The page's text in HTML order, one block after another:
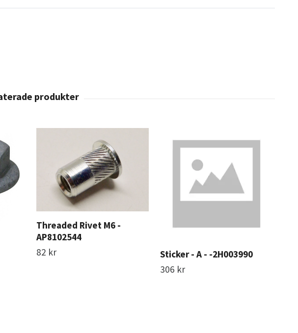
Threaded Rivet M6 -
AP8102544
82 kr
Sticker - A - -2H003990
306 kr